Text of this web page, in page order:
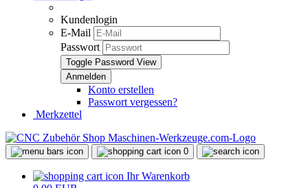
Kundenlogin
E-Mail
Passwort
Toggle Password View
Konto erstellen
Passwort vergessen?
Merkzettel
0
Ihr Warenkorb